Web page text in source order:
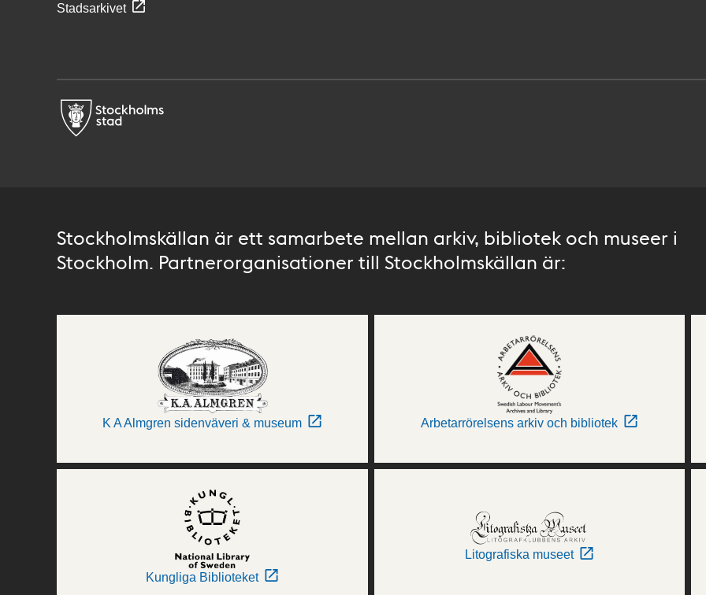
Stadsarkivet
Stockholmskällan är ett samarbete mellan arkiv, bibliotek och museer i
Stockholm. Partnerorganisationer till Stockholmskällan är:
K A Almgren sidenväveri & museum Arbetarrörelsens arkiv och bibliotek
Kungliga Biblioteket
Litografiska museet